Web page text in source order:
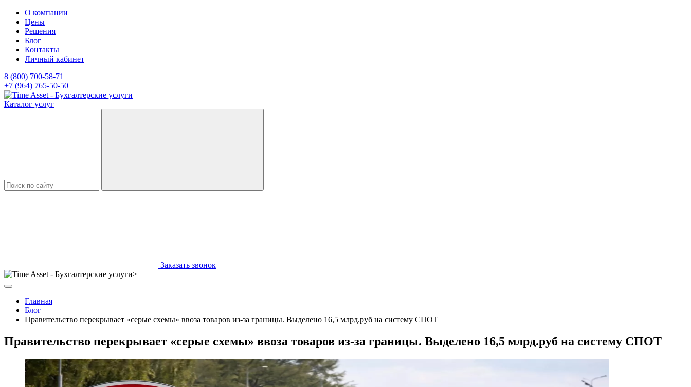
О компании
Цены
Решения
Блог
Контакты
Личный кабинет
8 (800) 700-58-71
+7 (964) 765-50-50
Каталог услуг
Заказать звонок
Главная
Блог
Правительство перекрывает «серые схемы» ввоза товаров из-за границы. Выделено 16,5 млрд.руб на систему СПОТ
Правительство перекрывает «серые схемы» ввоза товаров из-за границы. Выделено 16,5 млрд.руб на систему СПОТ